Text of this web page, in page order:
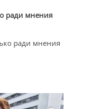
ради мнения